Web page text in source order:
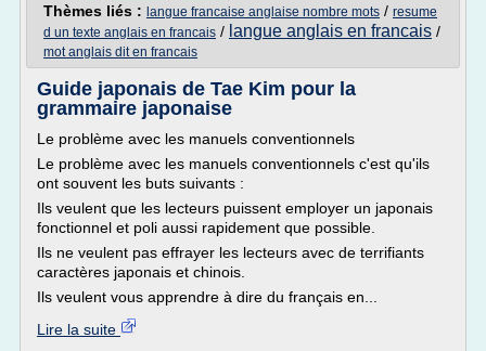
Thèmes liés : langue francaise anglaise nombre mots / resume
d un texte anglais en francais / langue anglais en francais /
mot anglais dit en francais
Guide japonais de Tae Kim pour la
grammaire japonaise
Le problème avec les manuels conventionnels
Le problème avec les manuels conventionnels c'est qu'ils
ont souvent les buts suivants :
Ils veulent que les lecteurs puissent employer un japonais
fonctionnel et poli aussi rapidement que possible.
Ils ne veulent pas effrayer les lecteurs avec de terrifiants
caractères japonais et chinois.
Ils veulent vous apprendre à dire du français en...
Lire la suite